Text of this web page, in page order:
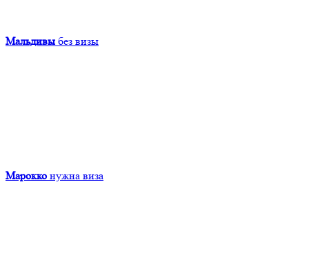
Мальдивы без визы
Марокко нужна виза